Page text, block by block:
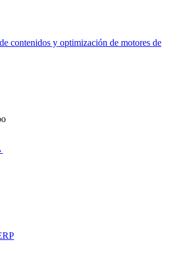
contenidos y optimización de motores de